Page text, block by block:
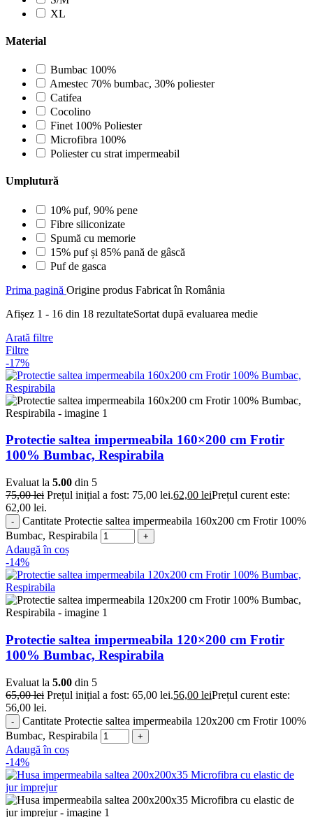
XL
Material
Bumbac 100%
Amestec 70% bumbac, 30% poliester
Catifea
Cocolino
Finet 100% Poliester
Microfibra 100%
Poliester cu strat impermeabil
Umplutură
10% puf, 90% pene
Fibre siliconizate
Spumă cu memorie
15% puf și 85% pană de gâscă
Puf de gasca
Prima pagină Origine produs Fabricat în România
Afișez 1 - 16 din 18 rezultateSortat după evaluarea medie
Arată filtre
Filtre
-17%
Protectie saltea impermeabila 160×200 cm Frotir
100% Bumbac, Respirabila
Evaluat la 5.00 din 5
75,00lei Prețul inițial a fost: 75,00 lei.62,00 leiPrețul curent este:
62,00 lei.
Cantitate Protectie saltea impermeabila 160x200 cm Frotir 100%
Bumbac, Respirabila
Adaugă în coș
-14%
Protectie saltea impermeabila 120×200 cm Frotir
100% Bumbac, Respirabila
Evaluat la 5.00 din 5
65,00lei Prețul inițial a fost: 65,00 lei.56,00 leiPrețul curent este:
56,00 lei.
Cantitate Protectie saltea impermeabila 120x200 cm Frotir 100%
Bumbac, Respirabila
Adaugă în coș
-14%